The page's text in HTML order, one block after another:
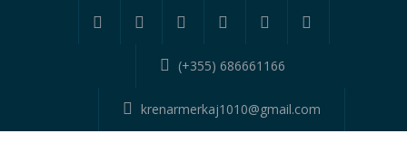
(+355) 686661166
krenarmerkaj1010@gmail.com